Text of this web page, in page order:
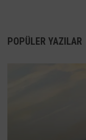
POPÜLER YAZILAR